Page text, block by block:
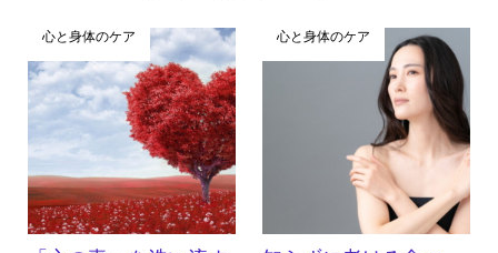
心と身体のケア 心と身体のケア